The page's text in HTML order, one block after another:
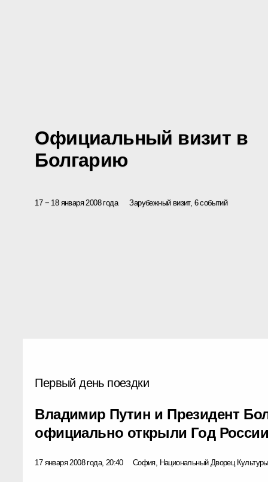
Официальный визит в
Болгарию
17 − 18 января 2008 года Зарубежный визит, 6 событий
Первый день поездки
Владимир Путин и Президент
официально открыли Год
17 января 2008 года, 20:40 София, Национальный Дворец Культуры